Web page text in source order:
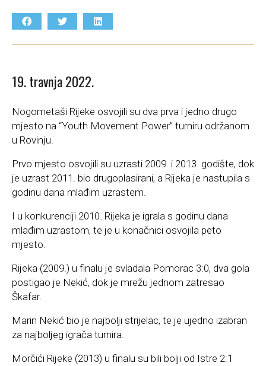
19. travnja 2022.
Nogometaši Rijeke osvojili su dva prva i jedno drugo
mjesto na “Youth Movement Power” turniru održanom
u Rovinju.
Prvo mjesto osvojili su uzrasti 2009. i 2013. godište, dok
je uzrast 2011. bio drugoplasirani, a Rijeka je nastupila s
godinu dana mlađim uzrastem.
I u konkurenciji 2010. Rijeka je igrala s godinu dana
mlađim uzrastom, te je u konačnici osvojila peto
mjesto.
Rijeka (2009.) u finalu je svladala Pomorac 3:0, dva gola
postigao je Nekić, dok je mrežu jednom zatresao
Škafar.
Marin Nekić bio je najbolji strijelac, te je ujedno izabran
za najboljeg igrača turnira.
Morčići Rijeke (2013) u finalu su bili bolji od Istre 2:1